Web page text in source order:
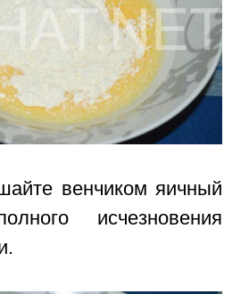
венчиком яичный
исчезновения